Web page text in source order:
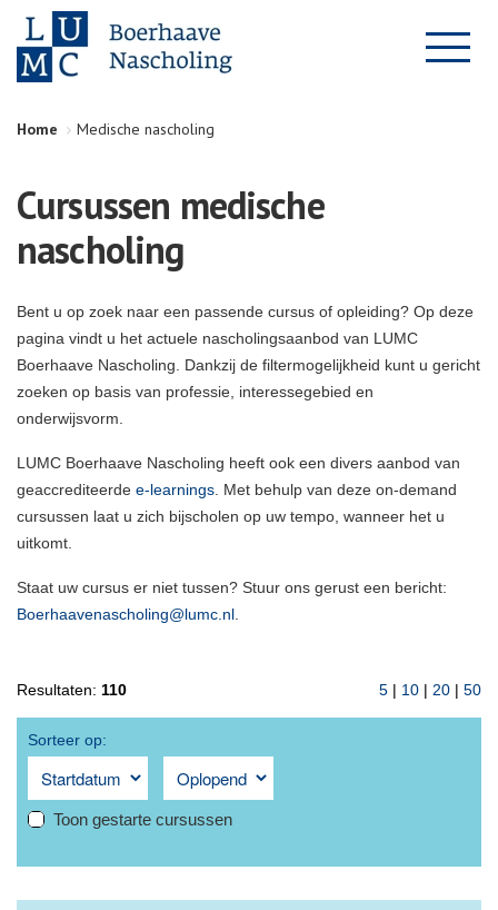
Home Medische nascholing
Cursussen medische
nascholing
Bent u op zoek naar een passende cursus of opleiding? Op deze
pagina vindt u het actuele nascholingsaanbod van LUMC
Boerhaave Nascholing. Dankzij de filtermogelijkheid kunt u gericht
zoeken op basis van professie, interessegebied en
onderwijsvorm.
LUMC Boerhaave Nascholing heeft ook een divers aanbod van
geaccrediteerde e-learnings . Met behulp van deze on-demand
cursussen laat u zich bijscholen op uw tempo, wanneer het u
uitkomt.
Staat uw cursus er niet tussen? Stuur ons gerust een bericht:
Boerhaavenascholing@lumc.nl
Resultaten: 110 5 | 10 | 20 | 50
Sorteer op:
Toon gestarte cursussen